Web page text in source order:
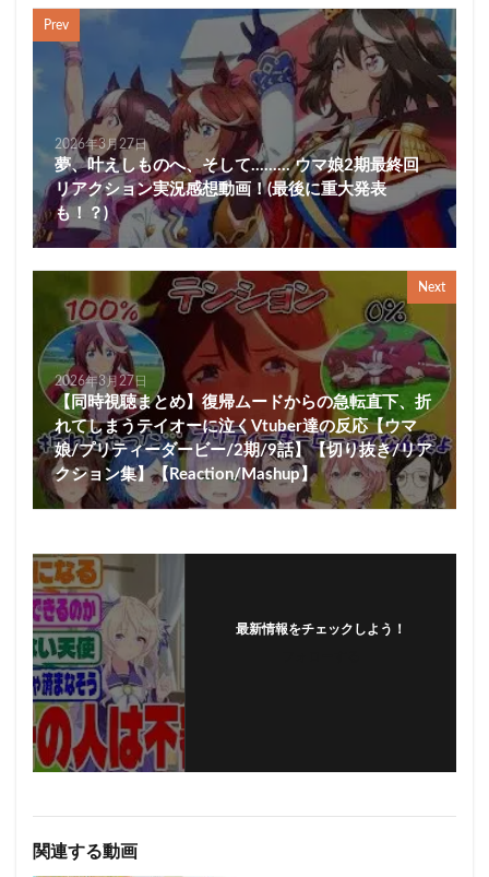
Prev
2026年3月27日
夢、叶えしものへ、そして……… ウマ娘2期最終回
リアクション実況感想動画！(最後に重大発表
も！？)
Next
2026年3月27日
【同時視聴まとめ】復帰ムードからの急転直下、折
れてしまうテイオーに泣くVtuber達の反応【ウマ
娘/プリティーダービー/2期/9話】【切り抜き/リア
クション集】【Reaction/Mashup】
最新情報をチェックしよう！
関連する動画